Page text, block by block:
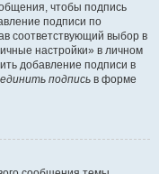
чтобы подпись
подписи по
соответствующий выбор в
настройки» в личном
добавление подписи в
подпись в форме